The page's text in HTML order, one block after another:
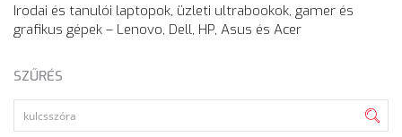
Irodai és tanulói laptopok, üzleti ultrabookok, gamer és
grafikus gépek – Lenovo, Dell, HP, Asus és Acer
SZŰRÉS